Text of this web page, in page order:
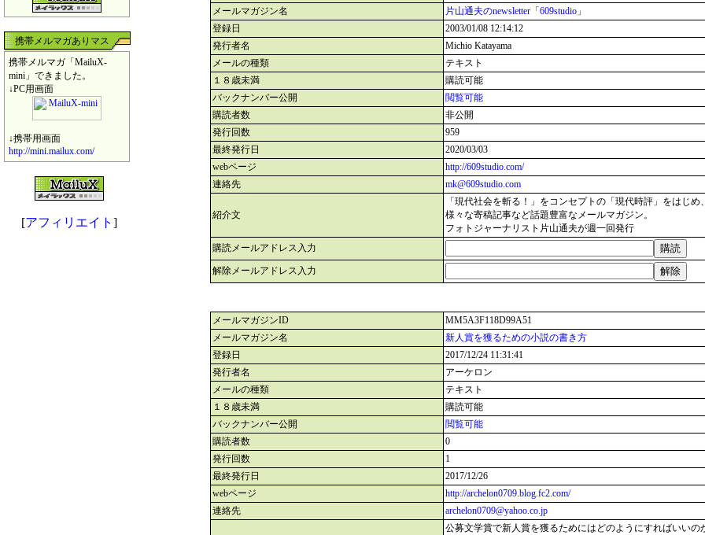
携帯メルマガありマス
携帯メルマガ「MailuX-
mini」できました。
↓PC用画面
↓携帯用画面
http://mini.mailux.com/
[アフィリエイト ]
メールマガジン名
片山通夫のnewsletter「609studio」
登録日
2003/01/08 12:14:12
発行者名
Michio Katayama
メールの種類
テキスト
１８歳未満
購読可能
バックナンバー公開
閲覧可能
購読者数
非公開
発行回数
959
最終発行日
2020/03/03
webページ
http://609studio.com/
連絡先
mk@609studio.com
紹介文
「現代社会を斬る！」をコンセプトの「現代時評」をはじめ
様々な寄稿記事など話題豊富なメールマガジン。
フォトジャーナリスト片山通夫が週一回発行
購読メールアドレス入力
解除メールアドレス入力
メールマガジンID
MM5A3F118D99A51
メールマガジン名
新人賞を獲るための小説の書き方
登録日
2017/12/24 11:31:41
発行者名
アーケロン
メールの種類
テキスト
１８歳未満
購読可能
バックナンバー公開
閲覧可能
購読者数
0
発行回数
1
最終発行日
2017/12/26
webページ
http://archelon0709.blog.fc2.com/
連絡先
archelon0709@yahoo.co.jp
公募文学賞で新人賞を獲るためにはどのようにすればいいの